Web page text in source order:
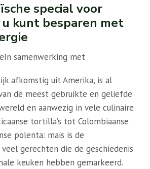
special voor
kunt besparen met
In samenwerking met
afkomstig uit Amerika, is al
de meest gebruikte en geliefde
en aanwezig in vele culinaire
tortilla’s tot Colombiaanse
polenta: maïs is de
gerechten die de geschiedenis
keuken hebben gemarkeerd.